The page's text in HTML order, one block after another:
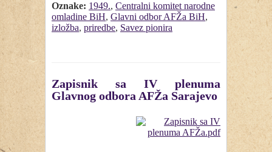
Oznake: 1949., Centralni komitet narodne
omladine BiH, Glavni odbor AFŽa BiH,
izložba, priredbe, Savez pionira
Zapisnik sa IV plenuma
Glavnog odbora AFŽa Sarajevo